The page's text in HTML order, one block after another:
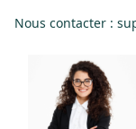
Nous contacter :